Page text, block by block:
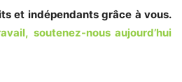
et indépendants grâce à vous.
soutenez-nous aujourd’hui